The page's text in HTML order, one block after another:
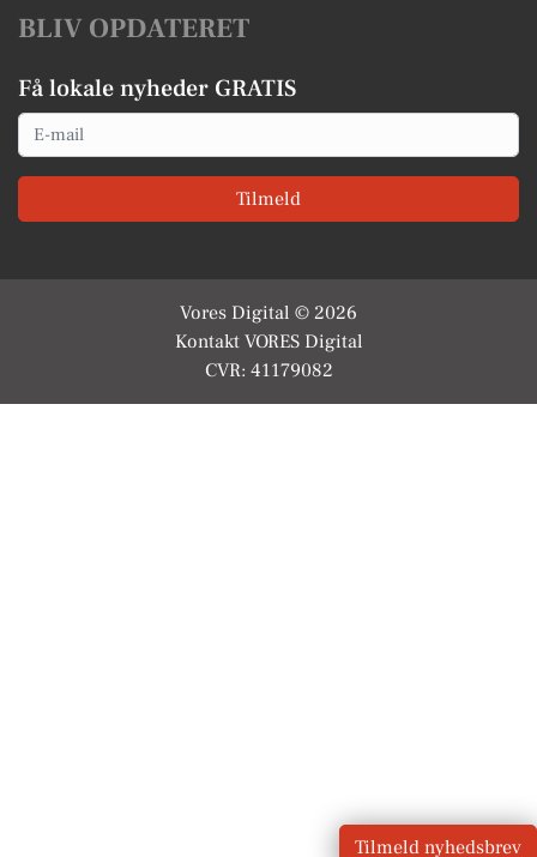
BLIV OPDATERET
Få lokale nyheder GRATIS
Email
Tilmeld
Vores Digital © 2026
Kontakt VORES Digital
CVR: 41179082
Tilmeld nyhedsbrev